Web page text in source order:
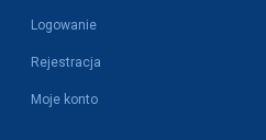
Logowanie
Rejestracja
Moje konto